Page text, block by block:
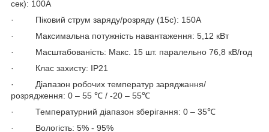
сек): 100А
· Піковий струм заряду/розряду (15с): 150А
· Максимальна потужність навантаження: 5,12 кВт
· Масштабованість: Макс. 15 шт. паралельно 76,8 кВ/год
· Клас захисту: IP21
· Діапазон робочих температур заряджання/
розрядження: 0 – 55 ℃ / -20 – 55℃
· Температурний діапазон зберігання: 0 – 35℃
· Вологість: 5% - 95%